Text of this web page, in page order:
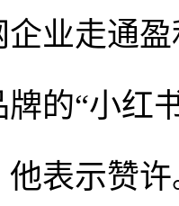
业走通
的“小红
表示赞